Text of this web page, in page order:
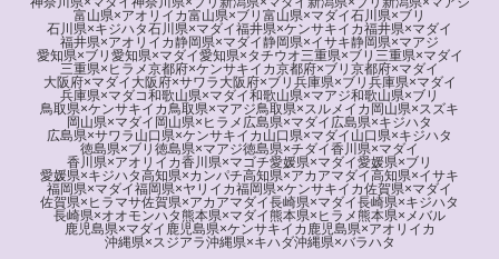
富山県×アオリイカ富山県×ブリ 富山県×マダイ石川県×ブリ
石川県×キジハタ石川県×マダイ福井県×ケンサキイカ福井県×マダイ
福井県×アオリイカ静岡県×マダイ静岡県×イサキ静岡県×マアジ
愛知県×ブリ 愛知県×マダイ愛知県×タチウオ三重県×ブリ 三重県×マダイ
三重県×ヒラメ京都府×ケンサキイカ京都府×ブリ 京都府×マダイ
大阪府×マダイ 大阪府×サワラ 大阪府×ブリ 兵庫県×ブリ 兵庫県×マダイ
兵庫県×マダコ和歌山県×マダイ和歌山県×マアジ和歌山県×ブリ
鳥取県×ケンサキイカ鳥取県×マアジ鳥取県×スルメイカ 岡山県×スズキ
岡山県×マダイ 岡山県×ヒラメ 広島県×マダイ 広島県×キジハタ
広島県×サワラ 山口県×ケンサキイカ 山口県×マダイ 山口県×キジハタ
徳島県×ブリ 徳島県×マアジ徳島県×チダイ香川県×マダイ
香川県×アオリイカ香川県×マゴチ愛媛県×マダイ愛媛県×ブリ
愛媛県×キジハタ高知県×カンパチ高知県×アカアマダイ高知県×イサキ
福岡県×マダイ福岡県×ヤリイカ福岡県×ケンサキイカ佐賀県×マダイ
佐賀県×ヒラマサ佐賀県×アカアマダイ長崎県×マダイ長崎県×キジハタ
長崎県×オオモンハタ熊本県×マダイ熊本県×ヒラメ熊本県×メバル
鹿児島県×マダイ 鹿児島県×ケンサキイカ 鹿児島県×アオリイカ
沖縄県×スジアラ沖縄県×キハダ沖縄県×バラハタ